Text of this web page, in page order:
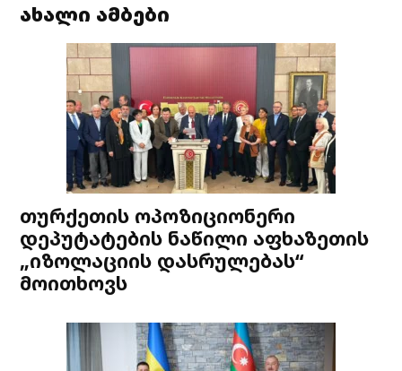
ახალი ამბები
თურქეთის ოპოზიციონერი
დეპუტატების ნაწილი აფხაზეთის
„იზოლაციის დასრულებას“
მოითხოვს